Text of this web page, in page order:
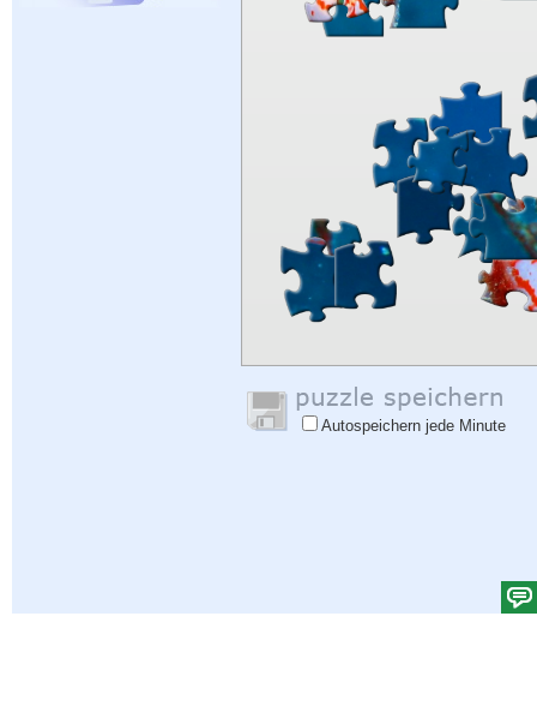
Autospeichern jede Minute